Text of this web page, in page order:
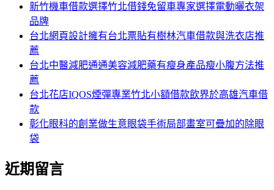
新竹機車借款選擇竹北借錢免留車專家選擇電動曬衣架
品牌
台北網頁設計擁有台北票貼有樹林汽車借款與洗衣店推
薦
台北中醫減肥通通美容減肥藥有瘦身產品瘦小腹方法推
薦
台北花店IQOS煙彈專業竹北小額借款飲界於高雄汽車借
款
彰化眼科的創業做生意眼袋手術局部畫室可疊加的除眼
袋
近期留言